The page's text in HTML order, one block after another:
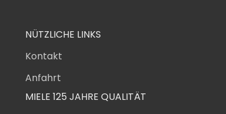
NÜTZLICHE LINKS
Kontakt
Anfahrt
MIELE 125 JAHRE QUALITÄT